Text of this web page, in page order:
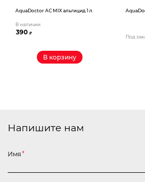
AquaDoctor AС MIX альгицид 1 л.
В наличии
390₽
В корзину
Под
Напишите нам
Имя *